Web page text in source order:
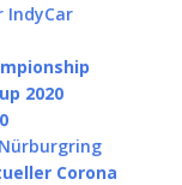
IndyCar
2020
Corona